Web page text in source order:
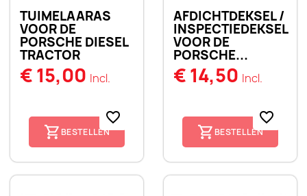
TUIMELAARAS
VOOR DE
PORSCHE DIESEL
TRACTOR
€ 15,00 Incl.
BESTELLEN
favorite_border
AFDICHTDEKSEL /
INSPECTIEDEKSEL
VOOR DE
PORSCHE...
€ 14,50 Incl.
BESTELLEN
favorite_border